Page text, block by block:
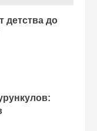
детства до